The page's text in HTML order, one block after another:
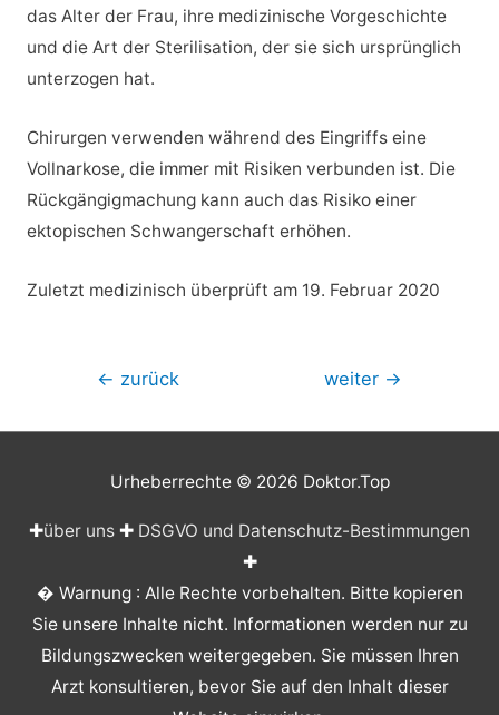
das Alter der Frau, ihre medizinische Vorgeschichte
und die Art der Sterilisation, der sie sich ursprünglich
unterzogen hat.
Chirurgen verwenden während des Eingriffs eine
Vollnarkose, die immer mit Risiken verbunden ist. Die
Rückgängigmachung kann auch das Risiko einer
ektopischen Schwangerschaft erhöhen.
Zuletzt medizinisch überprüft am 19. Februar 2020
Beitragsnavigation
← zurück weiter →
Urheberrechte © 2026 Doktor.Top
✚über uns ✚ DSGVO und Datenschutz-Bestimmungen
✚
� Warnung : Alle Rechte vorbehalten. Bitte kopieren
Sie unsere Inhalte nicht. Informationen werden nur zu
Bildungszwecken weitergegeben. Sie müssen Ihren
Arzt konsultieren, bevor Sie auf den Inhalt dieser